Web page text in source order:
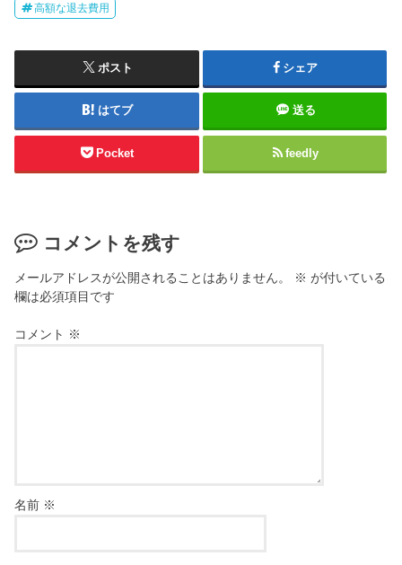
高額な退去費用
ポスト シェア
はてブ 送る
Pocket feedly
コメントを残す
メールアドレスが公開されることはありません。 ※ が付いている
欄は必須項目です
コメント ※
名前 ※